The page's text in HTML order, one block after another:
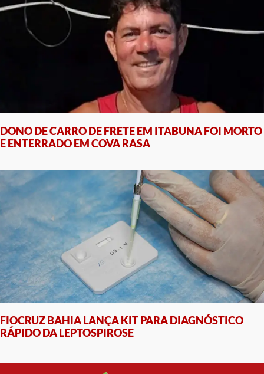
DONO DE CARRO DE FRETE EM ITABUNA FOI MORTO
E ENTERRADO EM COVA RASA
FIOCRUZ BAHIA LANÇA KIT PARA DIAGNÓSTICO
RÁPIDO DA LEPTOSPIROSE